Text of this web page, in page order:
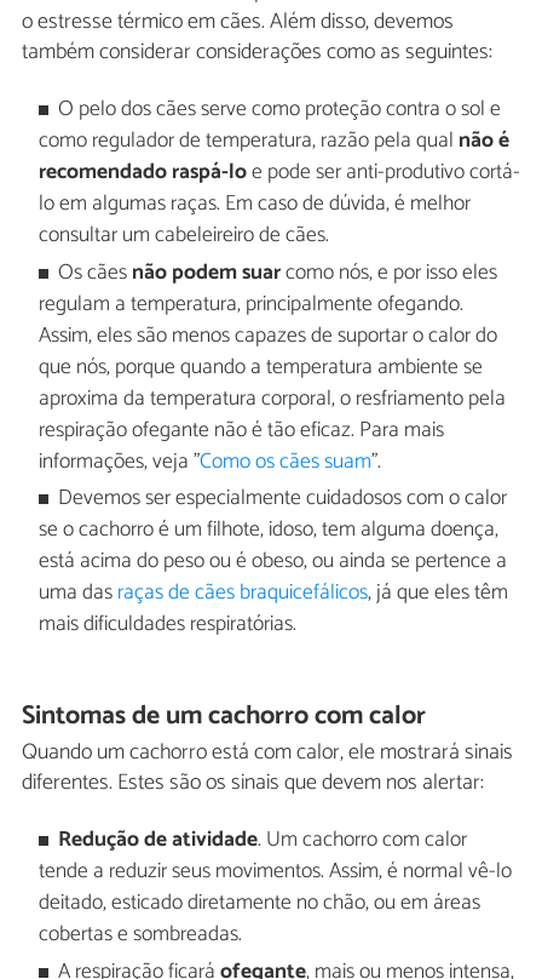
o estresse térmico em cães. Além disso, devemos
também considerar considerações como as seguintes:
O pelo dos cães serve como proteção contra o sol e
como regulador de temperatura, razão pela qual não é
recomendadoraspá-loe pode ser anti-produtivo cortá-
lo em algumas raças. Em caso de dúvida, é melhor
consultar um cabeleireiro de cães.
Os cãesnão podem suarcomo nós, e por isso eles
regulam a temperatura, principalmente ofegando.
Assim, eles são menos capazes de suportar o calor do
que nós, porque quando a temperatura ambiente se
aproxima da temperatura corporal, o resfriamento pela
respiração ofegante não é tão eficaz. Para mais
informações, veja "Como os cães suam".
Devemos ser especialmente cuidadosos com o calor
se o cachorro é um filhote, idoso, tem alguma doença,
está acima do peso ou é obeso, ou ainda se pertence a
uma dasraças de cães braquicefálicos, já que eles têm
mais dificuldades respiratórias.
Sintomas de um cachorro com calor
Quando um cachorro está com calor, ele mostrará sinais
diferentes. Estes são os sinais que devem nos alertar:
Redução de atividade. Um cachorro com calor
tende a reduzir seus movimentos. Assim, é normal vê-lo
deitado, esticado diretamente no chão, ou em áreas
cobertas e sombreadas.